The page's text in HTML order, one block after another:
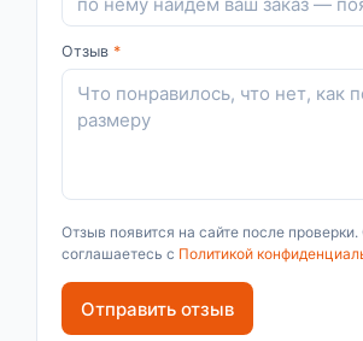
Отзыв *
Отзыв появится на сайте после
соглашаетесь с Политикой
Отправить отзыв